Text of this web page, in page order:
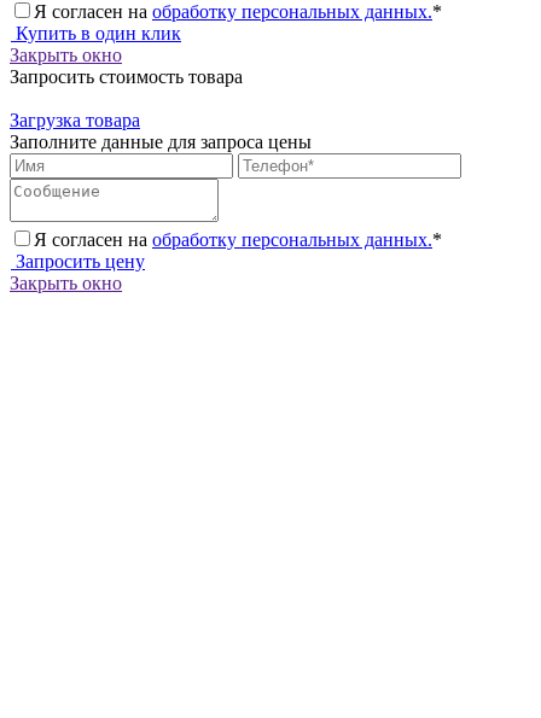
Я согласен на обработку персональных данных.*
Купить в один клик
Закрыть окно
Запросить стоимость товара
Загрузка товара
Заполните данные для запроса цены
Я согласен на обработку персональных данных.*
Запросить цену
Закрыть окно